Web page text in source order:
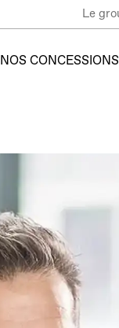
Le
NOS CONCESSIONS